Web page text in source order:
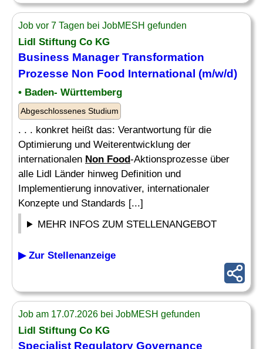
Job vor 7 Tagen bei JobMESH gefunden
Lidl Stiftung Co KG
Business Manager Transformation
Prozesse Non Food International (m/w/d)
• Baden- Württemberg
Abgeschlossenes Studium
. . . konkret heißt das: Verantwortung für die
Optimierung und Weiterentwicklung der
internationalen Non Food-Aktionsprozesse über
alle Lidl Länder hinweg Definition und
Implementierung innovativer, internationaler
Konzepte und Standards [...]
MEHR INFOS ZUM STELLENANGEBOT
▶ Zur Stellenanzeige
Job am 17.07.2026 bei JobMESH gefunden
Lidl Stiftung Co KG
Specialist Regulatory Governance